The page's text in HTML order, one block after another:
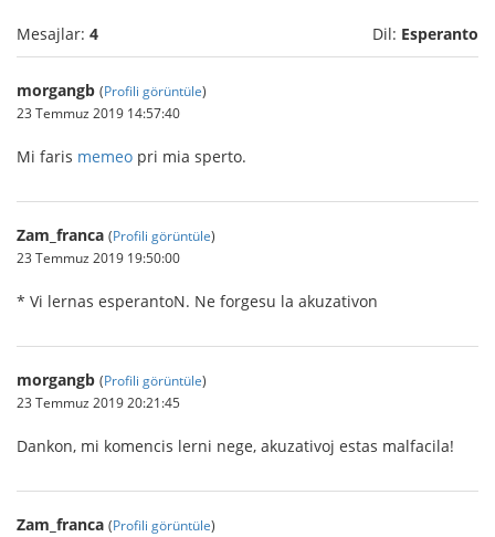
Mesajlar: 4 Dil: Esperanto
morgangb (Profili görüntüle)
23 Temmuz 2019 14:57:40
Mi faris memeo pri mia sperto.
Zam_franca (Profili görüntüle)
23 Temmuz 2019 19:50:00
* Vi lernas esperantoN. Ne forgesu la akuzativon
morgangb (Profili görüntüle)
23 Temmuz 2019 20:21:45
Dankon, mi komencis lerni nege, akuzativoj estas malfacila!
Zam_franca (Profili görüntüle)